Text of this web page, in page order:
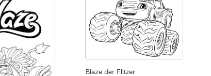
Blaze der Flitzer